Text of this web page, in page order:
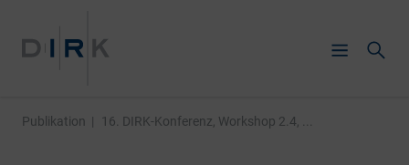
Publikation | 16. DIRK-Konferenz, Workshop 2.4, ...